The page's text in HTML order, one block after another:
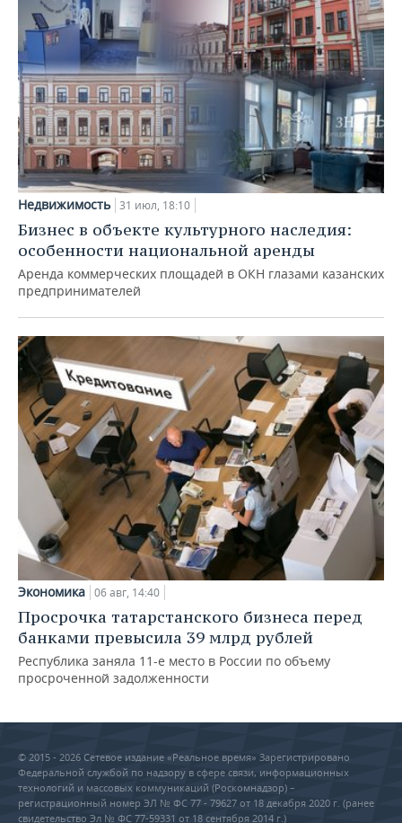
Недвижимость 31 июл, 18:10
Бизнес в объекте культурного наследия:
особенности национальной аренды
Аренда коммерческих площадей в ОКН глазами казанских
предпринимателей
Экономика 06 авг, 14:40
Просрочка татарстанского бизнеса перед
банками превысила 39 млрд рублей
Республика заняла 11-е место в России по объему
просроченной задолженности
© 2015 - 2026 Сетевое издание «Реальное время» Зарегистрировано
Федеральной службой по надзору в сфере связи, информационных
технологий и массовых коммуникаций (Роскомнадзор) –
регистрационный номер ЭЛ № ФС 77 - 79627 от 18 декабря 2020 г. (ранее
свидетельство Эл № ФС 77-59331 от 18 сентября 2014 г.)